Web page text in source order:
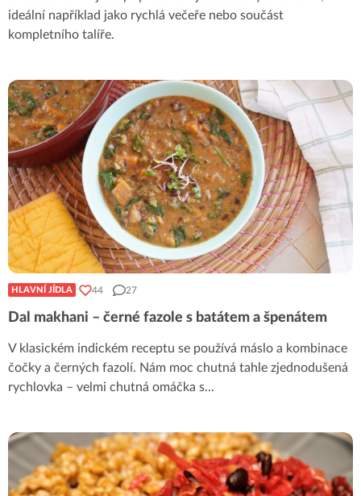
ideální například jako rychlá večeře nebo součást
kompletního talíře.
HLAVNÍ JÍDLA 44 27
Dal makhani – černé fazole s batátem a špenátem
V klasickém indickém receptu se používá máslo a kombinace
čočky a černých fazolí. Nám moc chutná tahle zjednodušená
rychlovka – velmi chutná omáčka s...